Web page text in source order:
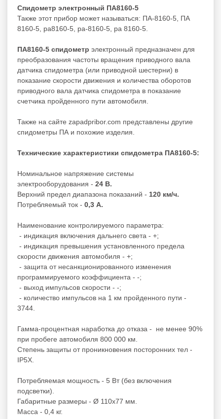
Спидометр электронный ПА8160-5
Также этот прибор может называться: ПА-8160-5, ПА
8160-5, pa8160-5, pa-8160-5, pa 8160-5.
ПА8160-5 спидометр электронный предназначен для
преобразования частоты вращения приводного вала
датчика спидометра (или приводной шестерни) в
показание скорости движения и количества оборотов
приводного вала датчика спидометра в показание
счетчика пройденного пути автомобиля.
Также на сайте zapadpribor.com представлены другие
спидометры ПА и похожие изделия.
Технические характеристики спидометра ПА8160-5:
Номинальное напряжение системы
электрооборудования - 24 В.
Верхний предел диапазона показаний - 120 км/ч.
Потребляемый ток - 0,3 А.
Наименование контролируемого параметра:
- индикация включения дальнего света - +;
- индикация превышения установленного предела
скорости движения автомобиля - +;
- защита от несанкционированного изменения
программируемого коэффициента - -;
- выход импульсов скорости - -;
- количество импульсов на 1 км пройденного пути -
3744.
Гамма-процентная наработка до отказа - не менее 90%
при пробеге автомобиля 800 000 км.
Степень защиты от проникновения посторонних тел -
IP5X.
Потребляемая мощность - 5 Вт (без включения
подсветки).
Габаритные размеры - Ø 110х77 мм.
Масса - 0,4 кг.